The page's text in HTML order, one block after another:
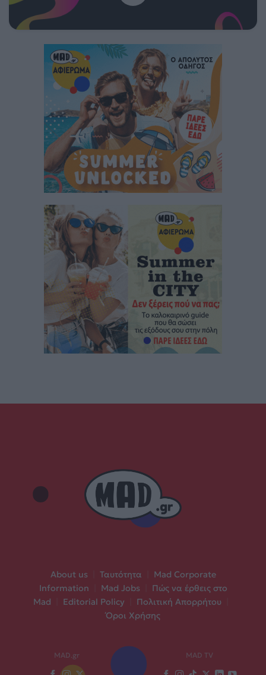
About us Ταυτότητα
Mad Corporate
Information
Mad Jobs
Πώς να έρθεις στο
Mad
Editorial Policy Πολιτική Απορρήτου
Όροι Χρήσης
MAD.gr MAD TV